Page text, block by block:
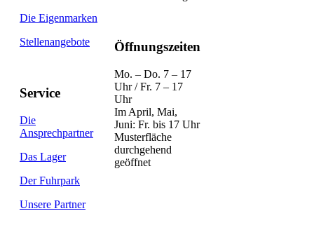
Die Eigenmarken
Stellenangebote
Service
Die
Ansprechpartner
Das Lager
Der Fuhrpark
Unsere Partner
Öffnungszeiten
Mo. – Do. 7 – 17
Uhr / Fr. 7 – 17
Uhr
Im April, Mai,
Juni: Fr. bis 17 Uhr
Musterfläche
durchgehend
geöffnet